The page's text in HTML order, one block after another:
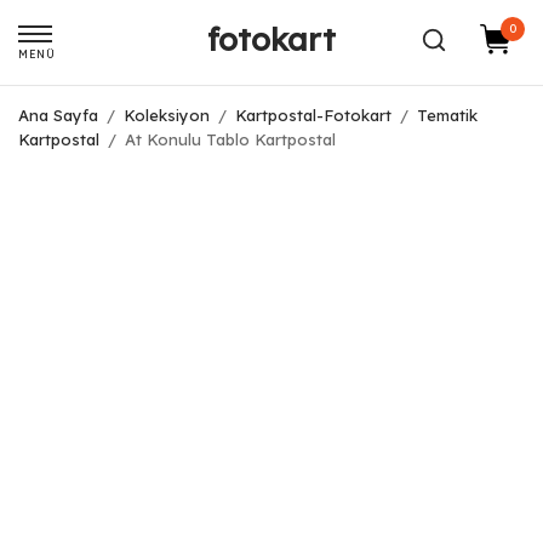
MENÜ fotokart 0
Ana Sayfa / Koleksiyon / Kartpostal-Fotokart / Tematik
Kartpostal
/ At Konulu Tablo Kartpostal